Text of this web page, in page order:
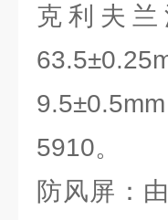
克利夫
5910。
防风屏：